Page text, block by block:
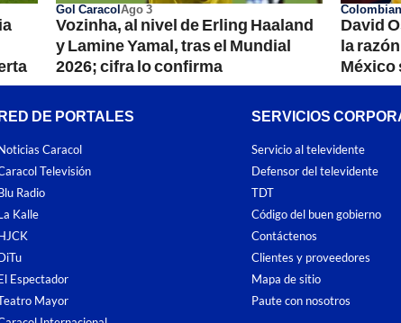
Gol CaracolAgo 3
Vozinha, al nivel de Erling Haaland
y Lamine Yamal, tras el Mundial
2026; cifra lo confirma
David
la
México
DE PORTALES
Caracol
Televisión
Radio
Kalle
Espectador
Mayor
SERVICIOS
Servicio al televidente
Defensor del televidente
TDT
Código del buen gobierno
Contáctenos
Clientes y proveedores
Mapa de sitio
Paute con nosotros